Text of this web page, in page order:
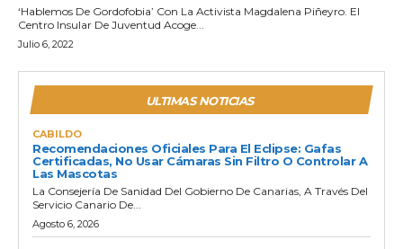
‘Hablemos De Gordofobia’ Con La Activista Magdalena Piñeyro. El
Centro Insular De Juventud Acoge...
Julio 6, 2022
ULTIMAS NOTICIAS
CABILDO
Recomendaciones Oficiales Para El Eclipse: Gafas
Certificadas, No Usar Cámaras Sin Filtro O Controlar A
Las Mascotas
La Consejería De Sanidad Del Gobierno De Canarias, A Través Del
Servicio Canario De...
Agosto 6, 2026